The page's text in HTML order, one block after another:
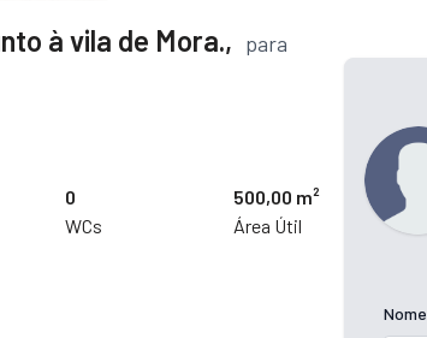
à vila de Mora., para
0
WCs
500,00 m²
Área Útil
Nome